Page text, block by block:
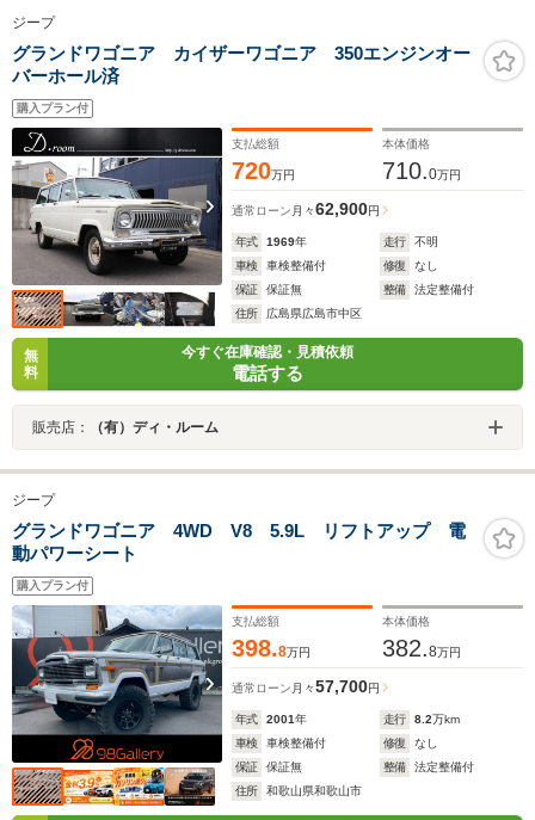
ジープ
グランドワゴニア カイザーワゴニア 350エンジンオー
バーホール済
購入プラン付
支払総額
720万円
本体価格
710.0万円
通常ローン 月々62,900円
年式 1969年 走行
不明
車検
車検整備付 修復
なし
保証
保証無 整備
法定整備付
住所
広島県広島市中区
無
料
今すぐ在庫確認・見積依頼
電話する
販売店： （有）ディ・ルーム
ジープ
グランドワゴニア 4WD V8 5.9L リフトアップ 電
動パワーシート
購入プラン付
支払総額
398.8万円
本体価格
382.8万円
通常ローン 月々57,700円
年式 2001年 走行 8.2万km
車検
車検整備付 修復
なし
保証
保証無 整備
法定整備付
住所
和歌山県和歌山市